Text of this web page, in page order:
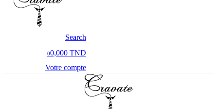
Search
00,000 TND
Votre compte